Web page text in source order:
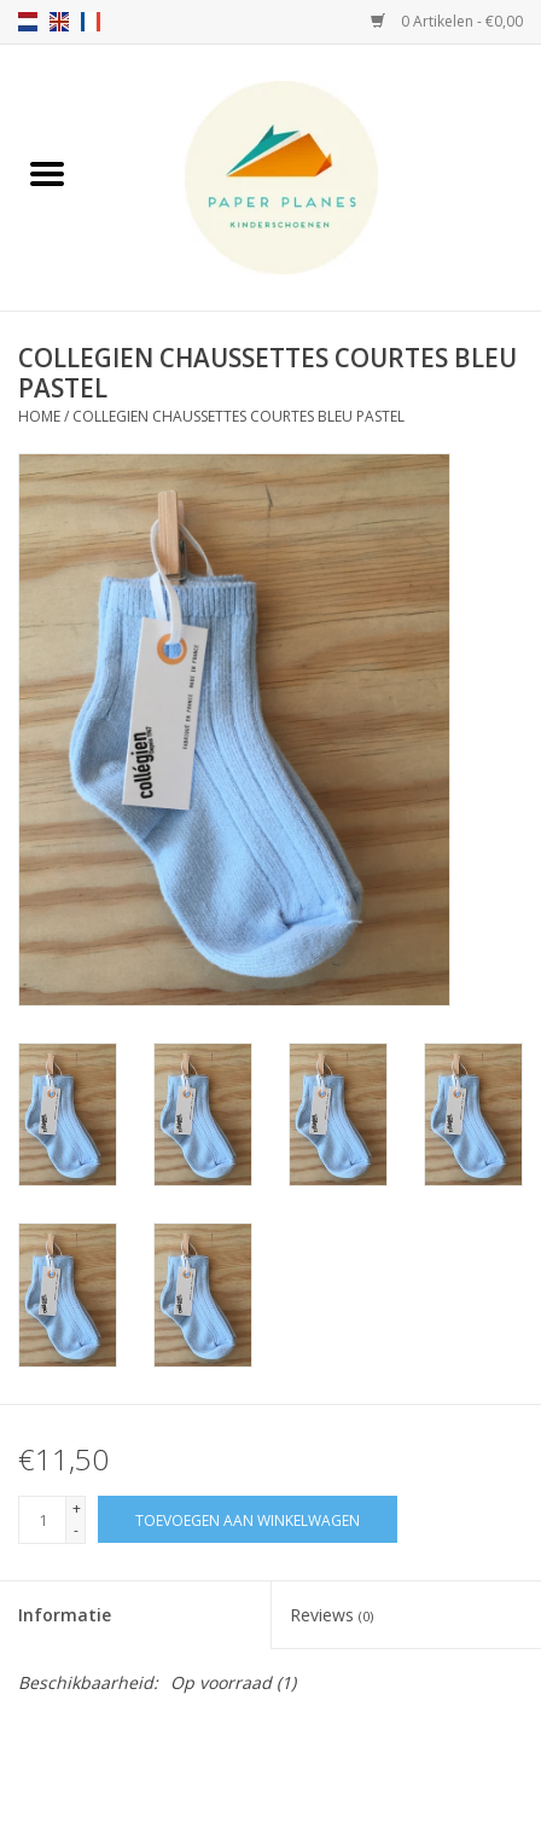
0 Artikelen - €0,00
FW26-27
HELLO HOSSY petten
SALTIES
SOFTSOLES
ACCESSOIRES
Cadeaubonnen
METEN IS WETEN!
#MYCLIENTSARETHECUTEST
COLLEGIEN CHAUSSETTES COURTES BLEU
PASTEL
HOME/ COLLEGIEN CHAUSSETTES COURTES BLEU PASTEL
€11,50
+
-
TOEVOEGEN AAN WINKELWAGEN
Informatie Reviews (0)
Beschikbaarheid: Op voorraad(1)